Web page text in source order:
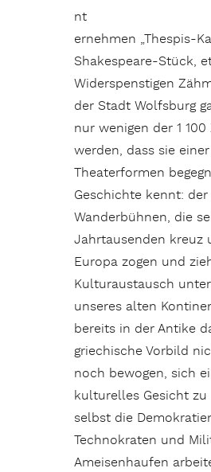
nt
ernehmen „Thespis-
Shakespeare-Stück,
Widerspenstigen
der Stadt Wolfsburg
nur wenigen der 1
werden, dass sie
Theaterformen
Geschichte kennt:
Wanderbühnen, die
Jahrtausenden kreuz
Europa zogen und
Kulturaustausch
unseres alten
bereits in der Antike
griechische Vorbild
noch bewogen, sich
kulturelles Gesicht
selbst die
Technokraten und
Ameisenhaufen